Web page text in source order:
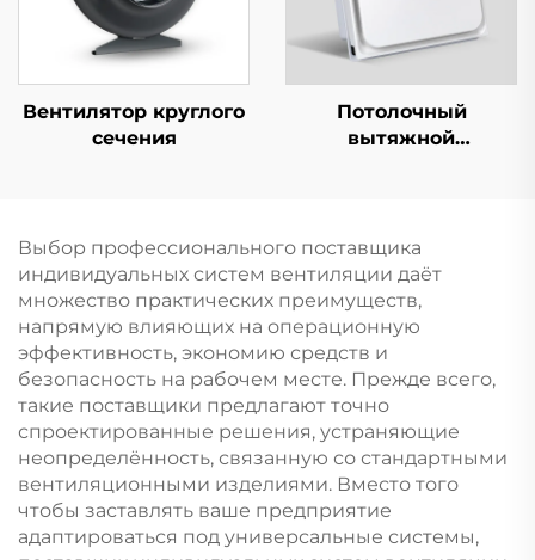
Вентилятор круглого
сечения
Потолочный
вытяжной
Выбор профессионального поставщика
индивидуальных систем вентиляции даёт
множество практических преимуществ,
напрямую влияющих на операционную
эффективность, экономию средств и
безопасность на рабочем месте. Прежде всего,
такие поставщики предлагают точно
спроектированные решения, устраняющие
неопределённость, связанную со стандартными
вентиляционными изделиями. Вместо того
чтобы заставлять ваше предприятие
адаптироваться под универсальные системы,